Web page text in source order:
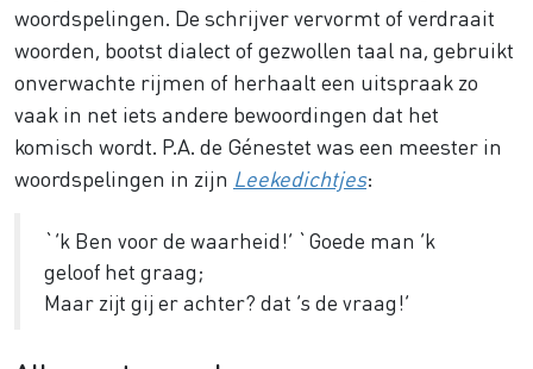
woordspelingen. De schrijver vervormt of verdraait
woorden, bootst dialect of gezwollen taal na, gebruikt
onverwachte rijmen of herhaalt een uitspraak zo
vaak in net iets andere bewoordingen dat het
komisch wordt. P.A. de Génestet was een meester in
woordspelingen in zijn Leekedichtjes:
`’k Ben voor de waarheid!’ `Goede man ’k
geloof het graag;
Maar zijt gij er achter? dat ’s de vraag!’